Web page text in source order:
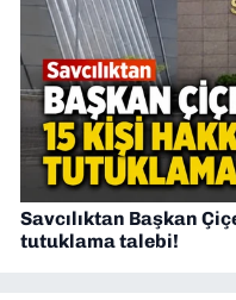
Savcılıktan Başkan
tutuklama talebi!